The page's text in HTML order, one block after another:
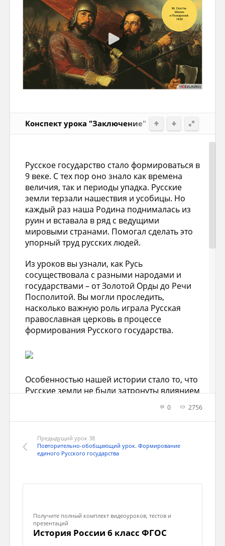
Конспект урока "Заключение"
Русское государство стало формироваться в
9 веке. С тех пор оно знало как времена
величия, так и периоды упадка. Русские
земли терзали нашествия и усобицы. Но
каждый раз наша Родина поднималась из
руин и вставала в ряд с ведущими
мировыми странами. Помогал сделать это
упорный труд русских людей.
Из уроков вы узнали, как Русь
сосуществовала с разными народами и
государствами – от Золотой Орды до Речи
Посполитой. Вы могли проследить,
насколько важную роль играла Русская
православная церковь в процессе
формирования Русского государства.
Особенностью нашей истории стало то, что
Русские земли не были затронуты влиянием
православия Русь впитала византийские
традиции, элементы её культурной и
духовной жизни.
раздробленность, централизация. Но в
Западное Европе эти процессы были
вызваны экономическими причинами, а на
0 2756
Предыдущий урок 38
Повторительно-обобщающий урок. Формирование
единого Русского государства
Получите полный комплект видеоуроков, тестов и
презентаций
История России 6 класс ФГОС